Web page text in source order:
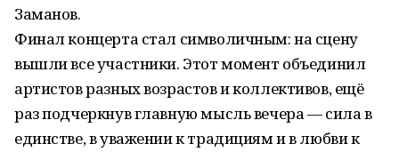
Заманов.
Финал концерта стал символичным: на сцену
вышли все участники. Этот момент объединил
артистов разных возрастов и коллективов, ещё
раз подчеркнув главную мысль вечера — сила в
единстве, в уважении к традициям и в любви к